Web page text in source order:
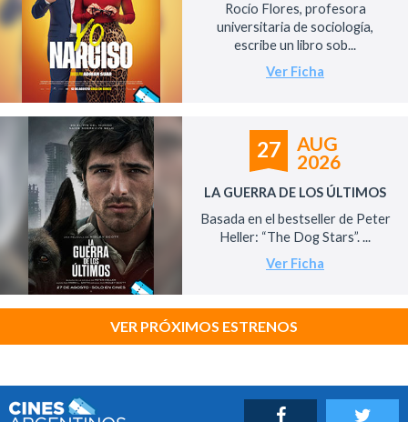
Rocío Flores, profesora
universitaria de sociología,
escribe un libro sob...
Ver Ficha
27
AUG
2026
LA GUERRA DE LOS ÚLTIMOS
Basada en el bestseller de Peter
Heller: “The Dog Stars”. ...
Ver Ficha
VER PRÓXIMOS ESTRENOS